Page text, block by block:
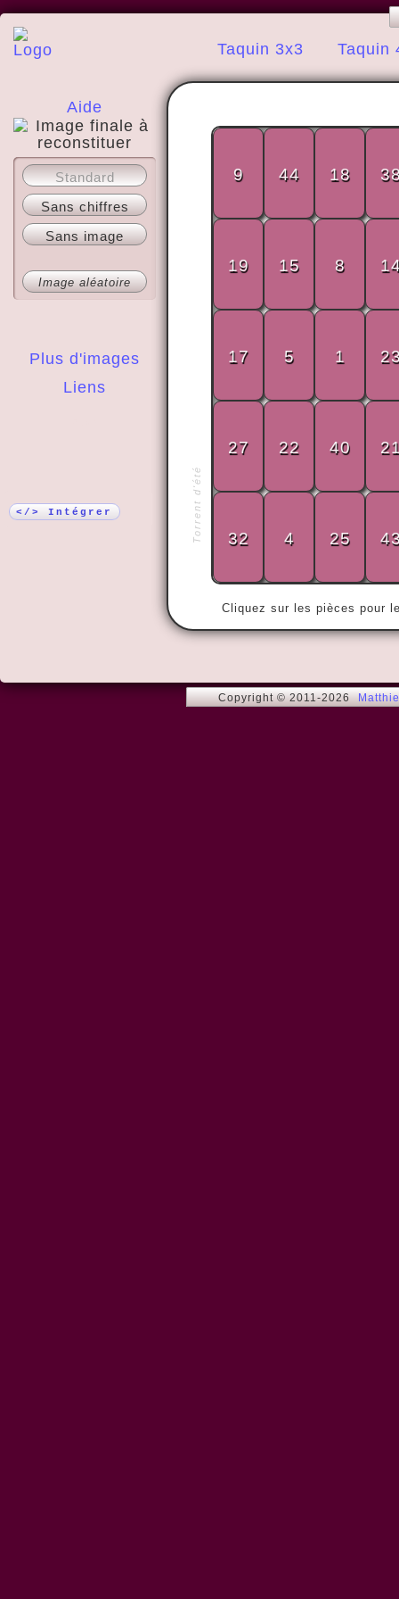
Taquin 3x3 Taquin
Aide
A propos
Plus d'images
Liens
Standard
Sans chiffres
Sans image
Image aléatoire
</> Intégrer Torrent d'été
Cliquez sur les pièces pour
« Pourquoi
9 44 18
19 15 8
17 5 1
27 22 40
32 4 25
Copyright © 2011-2026